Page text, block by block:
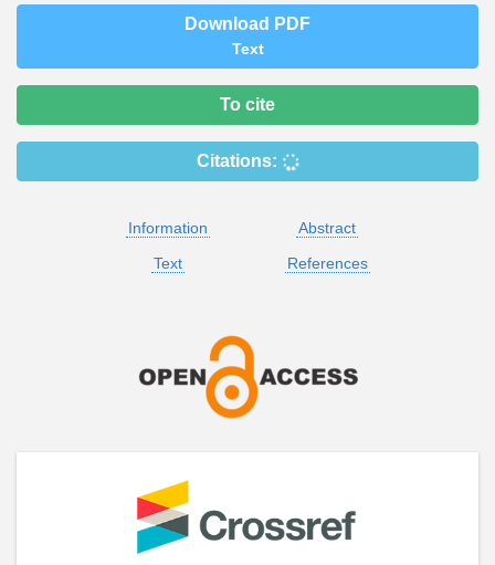
Download PDF
Text
To cite
Citations:
Information
Abstract
Text
References